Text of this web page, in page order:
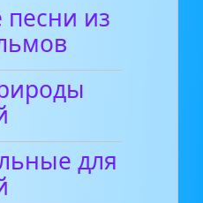
песни из
для